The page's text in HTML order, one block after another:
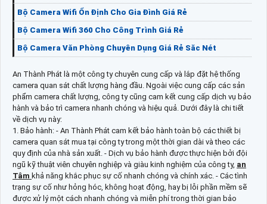
Bộ Camera Wifi Ổn Định Cho Gia Đình Giá Rẻ
Bộ Camera Wifi 360 Cho Công Trình Giá Rẻ
Bộ Camera Văn Phòng Chuyên Dụng Giá Rẻ Săc Nét
An Thành Phát là một công ty chuyên cung cấp và lắp đặt hệ thống
camera quan sát chất lượng hàng đầu. Ngoài việc cung cấp các sản
phẩm camera chất lượng, công ty cũng cam kết cung cấp dịch vụ bảo
hành và bảo trì camera nhanh chóng và hiệu quả. Dưới đây là chi tiết
về dịch vụ này:
1. Bảo hành: - An Thành Phát cam kết bảo hành toàn bộ các thiết bị
camera quan sát mua tại công ty trong một thời gian dài và theo các
quy định của nhà sản xuất. - Dịch vụ bảo hành được thực hiện bởi đội
ngũ kỹ thuật viên chuyên nghiệp và giàu kinh nghiệm của công ty, an
Tâm khả năng khắc phục sự cố nhanh chóng và chính xác. - Các tình
trạng sự cố như hỏng hóc, không hoạt động, hay bị lỗi phần mềm sẽ
được xử lý một cách nhanh chóng và miễn phí trong thời gian bảo